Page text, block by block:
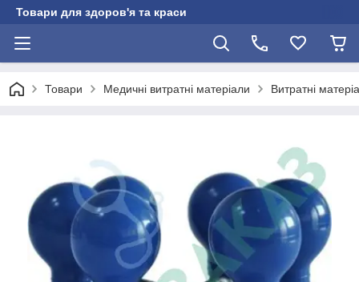
Товари для здоров'я та краси
Товари Медичні витратні матеріали Витратні